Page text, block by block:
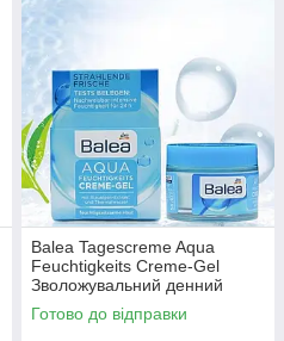
Balea Tagescreme Aqua
Feuchtigkeits Creme-Gel
Зволожувальний денний
крем-гель для обличчя 50 мл
Готово до відправки